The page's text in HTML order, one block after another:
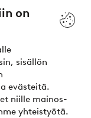
on
sisällön
evästeitä.
niille mainos-
yhteistyötä.
tai erissä